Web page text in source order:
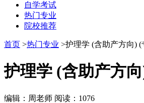
自学考试
热门专业
院校推荐
首页 >热门专业 >护理学 (含助产方向)
护理学 (含助产方
编辑：周老师 阅读：1076